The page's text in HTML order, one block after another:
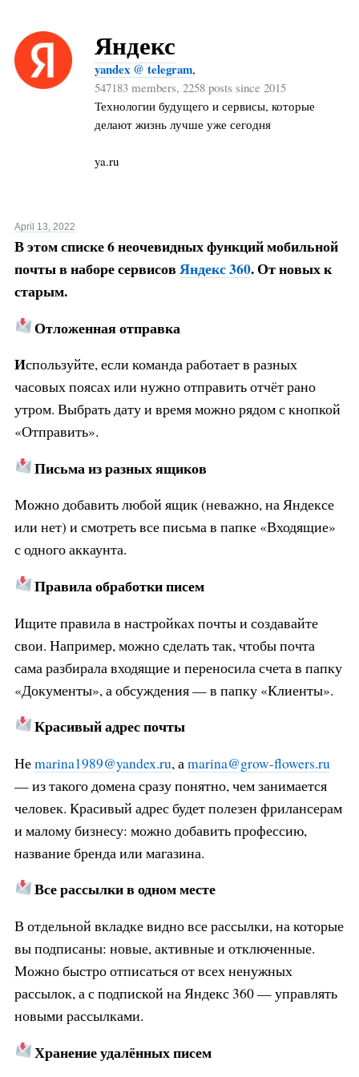
Яндекс
yandex @ telegram,
547183 members, 2258 posts since 2015
Технологии будущего и сервисы, которые
делают жизнь лучше уже сегодня
ya.ru
April 13, 2022
В этом списке 6 неочевидных функций мобильной
почты в наборе сервисовЯндекс 360. От новых к
старым.
Отложенная отправка
Используйте, если команда работает в разных
часовых поясах или нужно отправить отчёт рано
утром. Выбрать дату и время можно рядом с кнопкой
«Отправить».
Письма из разных ящиков
Можно добавить любой ящик (неважно, на Яндексе
или нет) и смотреть все письма в папке «Входящие»
с одного аккаунта.
Правила обработки писем
Ищите правила в настройках почты и создавайте
свои. Например, можно сделать так, чтобы почта
сама разбирала входящие и переносила счета в папку
«Документы», а обсуждения — в папку «Клиенты».
Красивый адрес почты
Неmarina1989@yandex.ru, аmarina@grow-flowers.ru
— из такого домена сразу понятно, чем занимается
человек. Красивый адрес будет полезен фрилансерам
и малому бизнесу: можно добавить профессию,
название бренда или магазина.
Все рассылки в одном месте
В отдельной вкладке видно все рассылки, на которые
вы подписаны: новые, активные и отключенные.
Можно быстро отписаться от всех ненужных
рассылок, а с подпиской на Яндекс 360 — управлять
новыми рассылками.
Хранение удалённых писем